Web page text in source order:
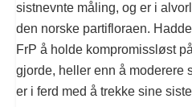
sistnevnte måling, og er i
den norske partifloraen.
FrP å holde kompromissløst
gjorde, heller enn å moderere
er i ferd med å trekke sine